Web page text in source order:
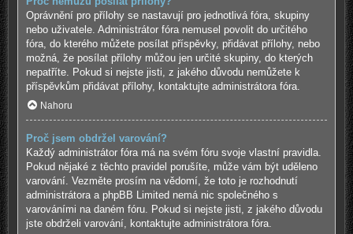
Oprávnění pro přílohy se nastavují pro jednotlivá fóra, skupiny
nebo uživatele. Administrátor fóra nemusel povolit do určitého
fóra, do kterého můžete posílat příspěvky, přidávat přílohy, nebo
možná, že posílat přílohy můžou jen určité skupiny, do kterých
nepatříte. Pokud si nejste jisti, z jakého důvodu nemůžete k
příspěvkům přidávat přílohy, kontaktujte administrátora fóra.
Nahoru
Proč jsem obdržel varování?
Každý administrátor fóra má na svém fóru svoje vlastní pravidla.
Pokud nějaké z těchto pravidel porušíte, může vám být uděleno
varování. Vezměte prosím na vědomí, že toto je rozhodnutí
administrátora a phpBB Limited nemá nic společného s
varováními na daném fóru. Pokud si nejste jisti, z jakého důvodu
jste obdrželi varování, kontaktujte administrátora fóra.